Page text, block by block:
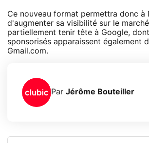
Ce nouveau format permettra donc à
d'augmenter sa visibilité sur le
partiellement tenir tête à Google,
sponsorisés apparaissent également
Gmail.com.
Par Jérôme Bouteiller